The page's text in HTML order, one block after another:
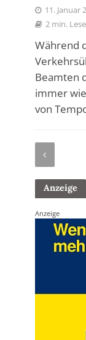
11. Januar
2 min.
Während
Beamten
immer
von
Anzeige
Anzeige